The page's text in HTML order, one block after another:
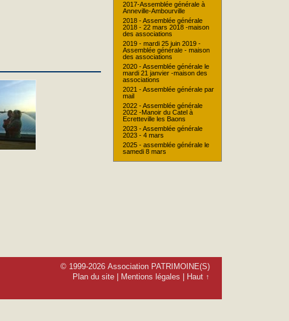
2017-Assemblée générale à
Anneville-Ambourville
2018 - Assemblée générale
2018 - 22 mars 2018 -maison
des associations
2019 - mardi 25 juin 2019 -
Assemblée générale - maison
des associations
2020 - Assemblée générale le
mardi 21 janvier -maison des
associations
2021 - Assemblée générale par
mail
2022 - Assemblée générale
2022 -Manoir du Catel à
Ecretteville les Baons
2023 - Assemblée générale
2023 - 4 mars
2025 - assemblée générale le
samedi 8 mars
© 1999-2026 Association PATRIMOINE(S)
Plan du site
Mentions légales Haut ↑